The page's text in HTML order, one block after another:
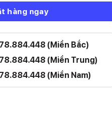
hàng ngay
(Miền Bắc)
(Miền Trung)
(Miền Nam)